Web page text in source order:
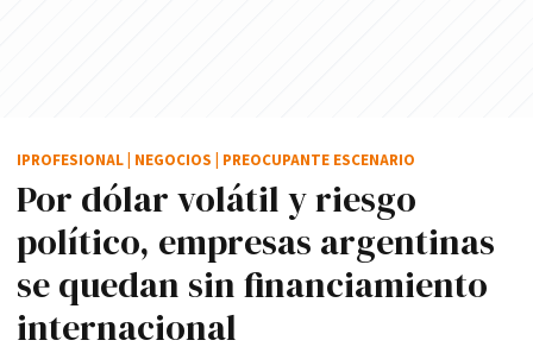
Por dólar volátil y riesgo
político, empresas argentinas
se quedan sin financiamiento
internacional
IPROFESIONAL NEGOCIOS PREOCUPANTE ESCENARIO